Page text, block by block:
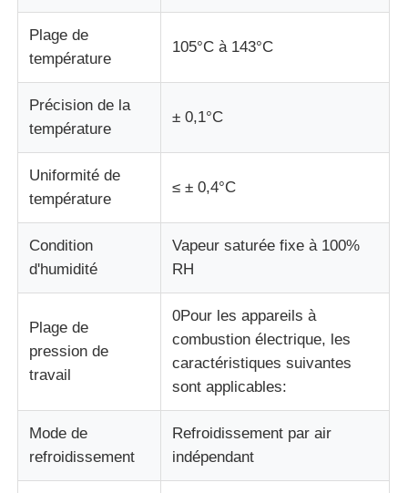
Contrôleur de la température et d'humidité
appareil de contrôle de dureté
Plage de
température
105°C à 143°C
Précision de la
température
± 0,1°C
Uniformité de
température
≤ ± 0,4°C
Condition
d'humidité
Vapeur saturée fixe à 100%
RH
Plage de
pression de
travail
0Pour les appareils à
combustion électrique, les
caractéristiques suivantes
sont applicables:
Mode de
refroidissement
Refroidissement par air
indépendant